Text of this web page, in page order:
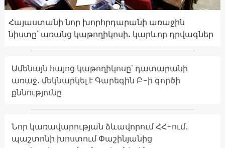
Հայաստանի նոր խորհրդարանի առաջին
նիստը՝ առանց կաթողիկոսի. կարևոր դրվագներ
Ամենայն հայոց կաթողիկոսը՝ դատարանի
առաջ․ մեկնարկել է Գարեգին Բ-ի գործի
քննությունը
Նոր կառավարության ձևավորում ՀՀ-ում․
պաշտոնի խոստում Փաշինյանից